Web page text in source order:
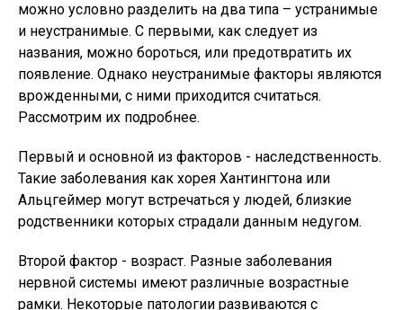
можно условно разделить на два типа – устранимые
и неустранимые. С первыми, как следует из
названия, можно бороться, или предотвратить их
появление. Однако неустранимые факторы являются
врожденными, с ними приходится считаться.
Рассмотрим их подробнее.
Первый и основной из факторов - наследственность.
Такие заболевания как хорея Хантингтона или
Альцгеймер могут встречаться у людей, близкие
родственники которых страдали данным недугом.
Второй фактор - возраст. Разные заболевания
нервной системы имеют различные возрастные
рамки. Некоторые патологии развиваются с